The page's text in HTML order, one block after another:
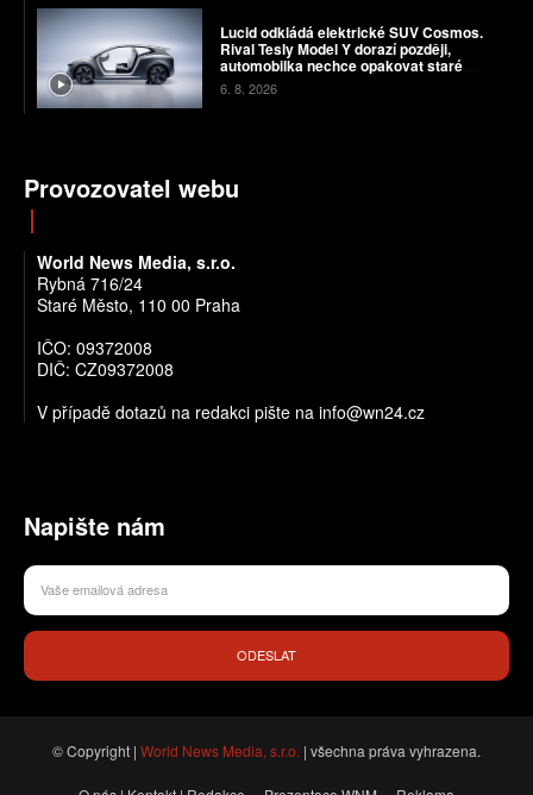
Lucid odkládá elektrické SUV Cosmos.
Rival Tesly Model Y dorazí později,
automobilka nechce opakovat staré
chyby
6. 8. 2026
Provozovatel webu
World News Media, s.r.o.
Rybná 716/24
Staré Město, 110 00 Praha
IČO: 09372008
DIČ: CZ09372008
V případě dotazů na redakci pište na info@wn24.cz
Napište nám
ODESLAT
© Copyright | World News Media, s.r.o. | všechna práva vyhrazena.